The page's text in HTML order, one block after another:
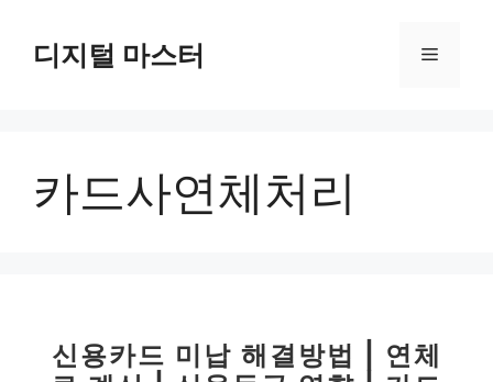
디지털 마스터 메
카드사연체처리
신용카드 미납 해결방법 | 연체